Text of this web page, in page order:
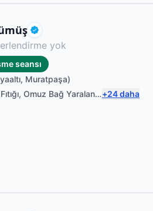
ederim HOCAM İYİKİ
için en güzel şey hastasının
Doğrulanmış
yok
seansı
, Muratpaşa)
, Omuz Bağ Yaralanması ,Bel Ağrısı
+24daha